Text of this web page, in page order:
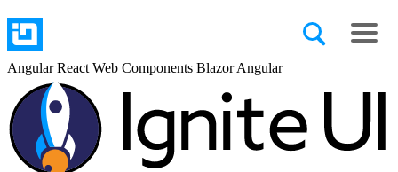
AngularReact Web Components BlazorAngular